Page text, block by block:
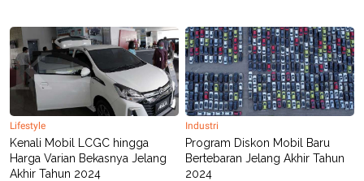
L
A
N
G
A
A
N
C
E
T
K
N
E
J
E
M
I
T
E
Lifestyle
Kenali Mobil LCGC hingga
Harga Varian Bekasnya Jelang
Akhir Tahun 2024
Industri
Program Diskon Mobil Baru
Bertebaran Jelang Akhir Tahun
2024